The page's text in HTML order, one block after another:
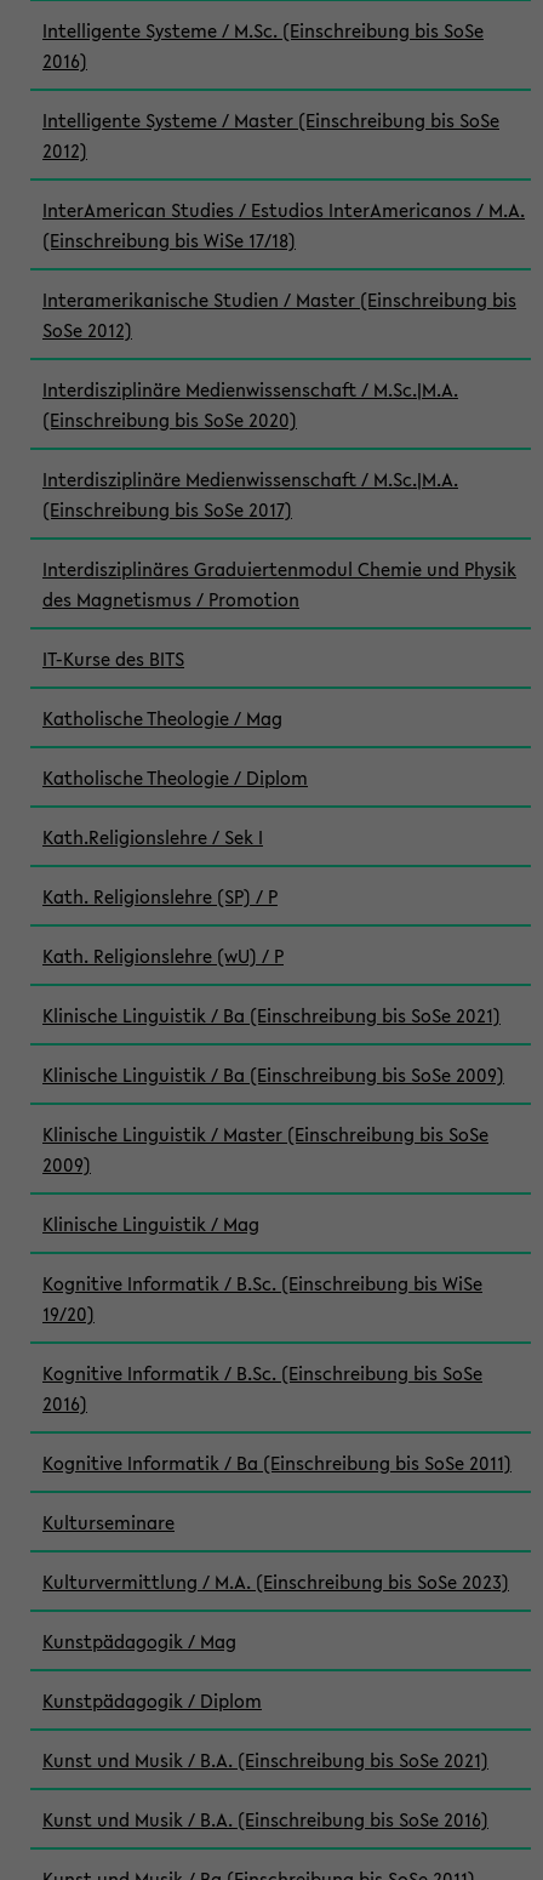
Intelligente Systeme / M.Sc. (Einschreibung bis SoSe
2016)
Intelligente Systeme / Master (Einschreibung bis SoSe
2012)
InterAmerican Studies / Estudios InterAmericanos / M.A.
(Einschreibung bis WiSe 17/18)
Interamerikanische Studien / Master (Einschreibung bis
SoSe 2012)
Interdisziplinäre Medienwissenschaft / M.Sc.|M.A.
(Einschreibung bis SoSe 2020)
Interdisziplinäre Medienwissenschaft / M.Sc.|M.A.
(Einschreibung bis SoSe 2017)
Interdisziplinäres Graduiertenmodul Chemie und Physik
des Magnetismus / Promotion
IT-Kurse des BITS
Katholische Theologie / Mag
Katholische Theologie / Diplom
Kath.Religionslehre / Sek I
Kath. Religionslehre (SP) / P
Kath. Religionslehre (wU) / P
Klinische Linguistik / Ba (Einschreibung bis SoSe 2021)
Klinische Linguistik / Ba (Einschreibung bis SoSe 2009)
Klinische Linguistik / Master (Einschreibung bis SoSe
2009)
Klinische Linguistik / Mag
Kognitive Informatik / B.Sc. (Einschreibung bis WiSe
19/20)
Kognitive Informatik / B.Sc. (Einschreibung bis SoSe
2016)
Kognitive Informatik / Ba (Einschreibung bis SoSe 2011)
Kulturseminare
Kulturvermittlung / M.A. (Einschreibung bis SoSe 2023)
Kunstpädagogik / Mag
Kunstpädagogik / Diplom
Kunst und Musik / B.A. (Einschreibung bis SoSe 2021)
Kunst und Musik / B.A. (Einschreibung bis SoSe 2016)